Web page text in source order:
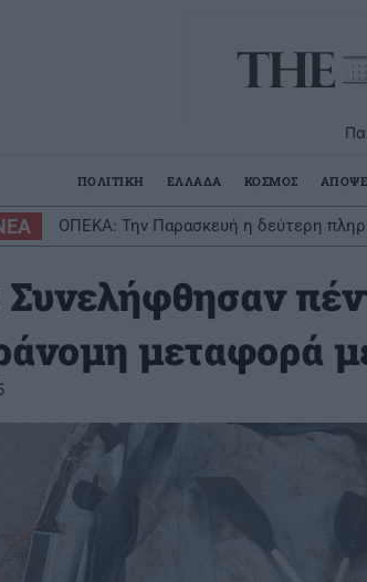
ΠΟΛΙΤΙΚΗ ΕΛΛΑΔΑ ΚΟΣΜΟΣ
ΟΠΕΚΑ: Την Παρασκευή η δεύτερη
μεταφορά